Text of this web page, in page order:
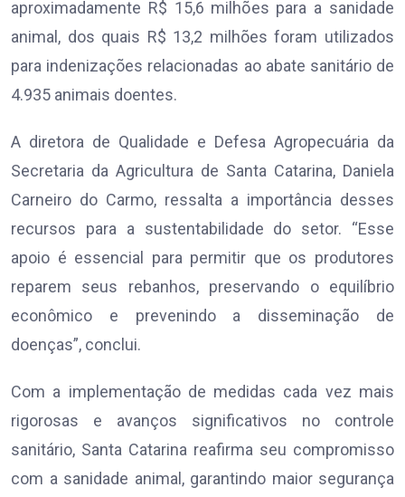
aproximadamente R$ 15,6 milhões para a sanidade
animal, dos quais R$ 13,2 milhões foram utilizados
para indenizações relacionadas ao abate sanitário de
4.935 animais doentes.
A diretora de Qualidade e Defesa Agropecuária da
Secretaria da Agricultura de Santa Catarina, Daniela
Carneiro do Carmo, ressalta a importância desses
recursos para a sustentabilidade do setor. “Esse
apoio é essencial para permitir que os produtores
reparem seus rebanhos, preservando o equilíbrio
econômico e prevenindo a disseminação de
doenças”, conclui.
Com a implementação de medidas cada vez mais
rigorosas e avanços significativos no controle
sanitário, Santa Catarina reafirma seu compromisso
com a sanidade animal, garantindo maior segurança